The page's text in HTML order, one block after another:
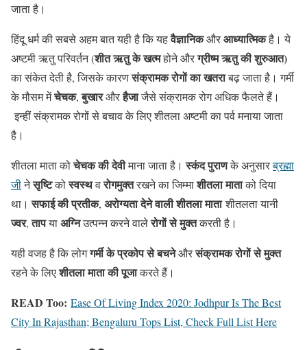
जाता है।
हिंदू धर्म की सबसे अहम बात यही है कि यहवैज्ञानिकऔरआध्यात्म‍िकहै। ये
अष्टमी ऋतु परिवर्तन (शीत ऋतु के खत्महोने औरग्रीष्म ऋतु की शुरुआत)
का संकेत देती है, ज‍िसके कारणसंक्रामक रोगों का खतराबढ़ जाता है। गर्मी
के मौसम मेंचेचक,बुखारऔरहैजाजैसे संक्रामक रोग अधिक फैलते हैं।
इन्हीं संक्रामक रोगों से बचाव के लिए शीतला अष्टमी का पर्व मनाया जाता
है।
शीतला माता कोचेचक की देवीमाना जाता है।स्कंद पुराणके अनुसारब्रह्मा
जीनेसृष्टिकोस्वस्थवरोगमुक्तरखने का जिम्माशीतला माताको दिया
था।सफाई की प्रतीक, अरोग्यता देने वाली शीतला माताशीतलता यानी
ज्वर,तापयाअग्निउत्पन्न करने वालेरोगों से मुक्तकरती है।
यही वजह है कि लोगगर्मी के प्रकोप से बचनेऔरसंक्रामक रोगों से मुक्त
रहने के लिएशीतला माता की पूजाकरते हैं।
READ Too: Ease Of Living Index 2020: Jodhpur Is The Best
City In Rajasthan; Bengaluru Tops List, Check Full List Here